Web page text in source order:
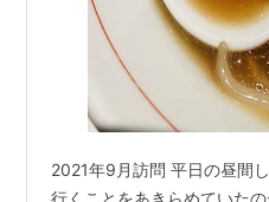
2021年9月訪問 平日の昼間
行くことをあきらめていた